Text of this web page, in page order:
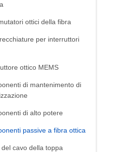
ottici della fibra
per interruttori
ottico MEMS
di mantenimento di
di alto potere
passive a fibra ottica
del cavo della toppa